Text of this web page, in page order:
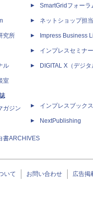
究所
ル
室
ガジン
書ARCHIVES
SmartGridフォーラ
ネットショップ担
Impress Business
インプレスセミナー
DIGITAL X（デジタ
インプレスブックス
NextPublishing
いて お問い合わせ 広告掲